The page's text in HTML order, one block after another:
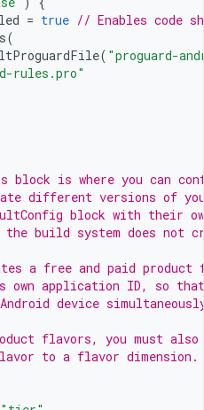
= true // Enables code
(
( "proguard-
rules.pro"
block is where you can
different versions of
block with their
build system does not
a free and paid product
own application ID, so
device
flavors, you must
to a flavor dimension.